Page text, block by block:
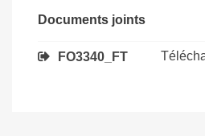
Documents joints
FO3340_FT